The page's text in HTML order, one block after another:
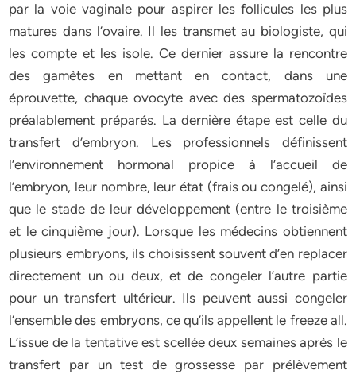
par la voie vaginale pour aspirer les follicules les plus
matures dans l’ovaire. Il les transmet au biologiste, qui
les compte et les isole. Ce dernier assure la rencontre
des gamètes en mettant en contact, dans une
éprouvette, chaque ovocyte avec des spermatozoïdes
préalablement préparés. La dernière étape est celle du
transfert d’embryon. Les professionnels définissent
l’environnement hormonal propice à l’accueil de
l’embryon, leur nombre, leur état (frais ou congelé), ainsi
que le stade de leur développement (entre le troisième
et le cinquième jour). Lorsque les médecins obtiennent
plusieurs embryons, ils choisissent souvent d’en replacer
directement un ou deux, et de congeler l’autre partie
pour un transfert ultérieur. Ils peuvent aussi congeler
l’ensemble des embryons, ce qu’ils appellent le freeze all.
L’issue de la tentative est scellée deux semaines après le
transfert par un test de grossesse par prélèvement